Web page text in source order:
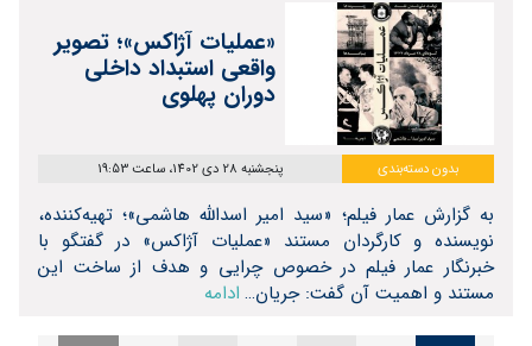
«عملیات آژاکس»؛ تصویر
واقعی استبداد داخلی
دوران پهلوی
بدون دسته‌بندی پنجشنبه 28 دی 1402، ساعت 19:53
به گزارش عمار فیلم؛ «سید امیر اسدالله هاشمی»؛ تهیه‌کننده،
نویسنده و کارگردان مستند «عملیات آژاکس» در گفتگو با
خبرنگار عمار فیلم در خصوص چرایی و هدف از ساخت این
مستند و اهمیت آن گفت: جریان… ادامه